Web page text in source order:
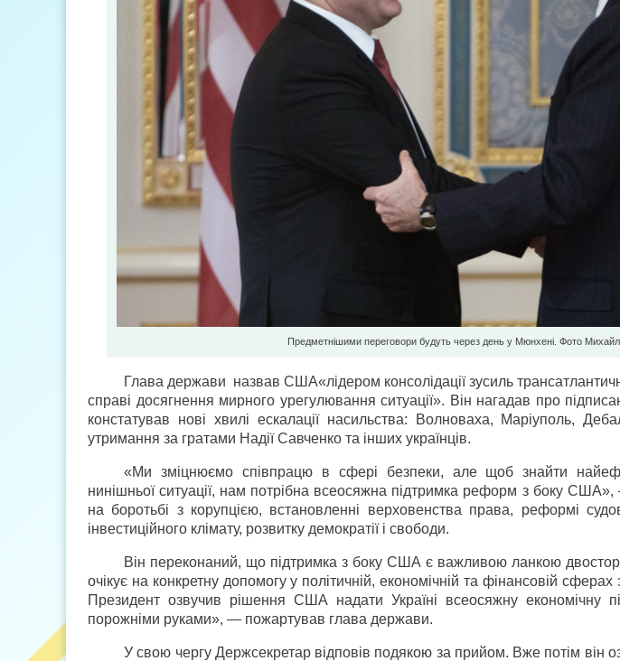
Предметнішими переговори будуть через день у Мюнхені. Фото
Глава держави назвав США«лідером консолідації зусиль
справі досягнення мирного урегулювання ситуації». Він нагадав про
констатував нові хвилі ескалації насильства: Волноваха, Маріуполь,
утримання за гратами Надії Савченко та інших українців.
«Ми зміцнюємо співпрацю в сфері безпеки, але щоб знайти
нинішньої ситуації, нам потрібна всеосяжна підтримка реформ з боку
на боротьбі з корупцією, встановленні верховенства права, реформі
інвестиційного клімату, розвитку демократії і свободи.
Він переконаний, що підтримка з боку США є важливою ланкою
очікує на конкретну допомогу у політичній, економічній та фінансовій
Президент озвучив рішення США надати Україні всеосяжну економічну
порожніми руками», — пожартував глава держави.
У свою чергу Держсекретар відповів подякою за прийом. Вже потім він